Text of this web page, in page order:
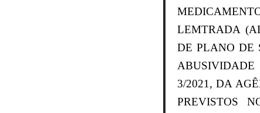
LEMTRADA
DE PLANO DE
ABUSIVIDADE
3/2021, DA
PREVISTOS